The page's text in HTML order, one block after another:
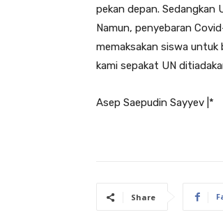
pekan depan. Sedangkan
Namun, penyebaran
memaksakan siswa untuk
kami sepakat UN
Asep Saepudin Sayyev |*
Share